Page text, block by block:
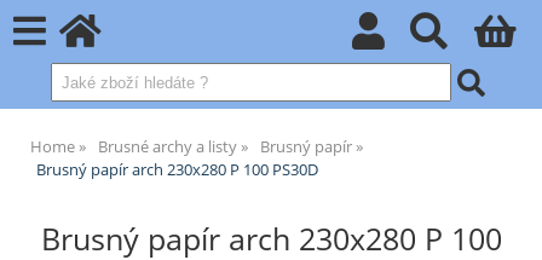
Home Brusné archy a listy
Brusný papír
Brusný papír arch 230x280 P 100 PS30D
Brusný papír arch 230x280 P 100